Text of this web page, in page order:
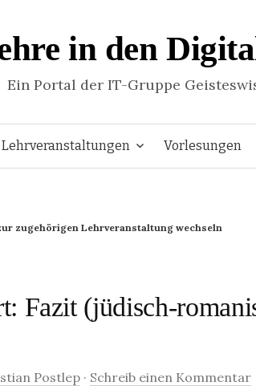
in den
Ein Portal der IT-Gruppe
Springe
Inhalt
Lehrveranstaltungen Vorlesungen
zugehörigen Lehrveranstaltung wechseln
Fazit (jüdisch-
Postlep · Schreib einen Kommentar